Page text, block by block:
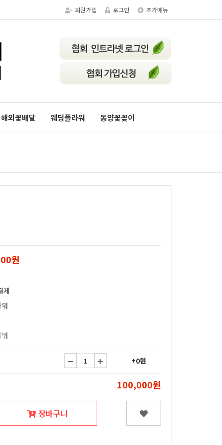
회원가입 로그인 추가메뉴
해외꽃배달 웨딩플라워 동양꽃꽂이
원
제
+0원
100,000원
장바구니